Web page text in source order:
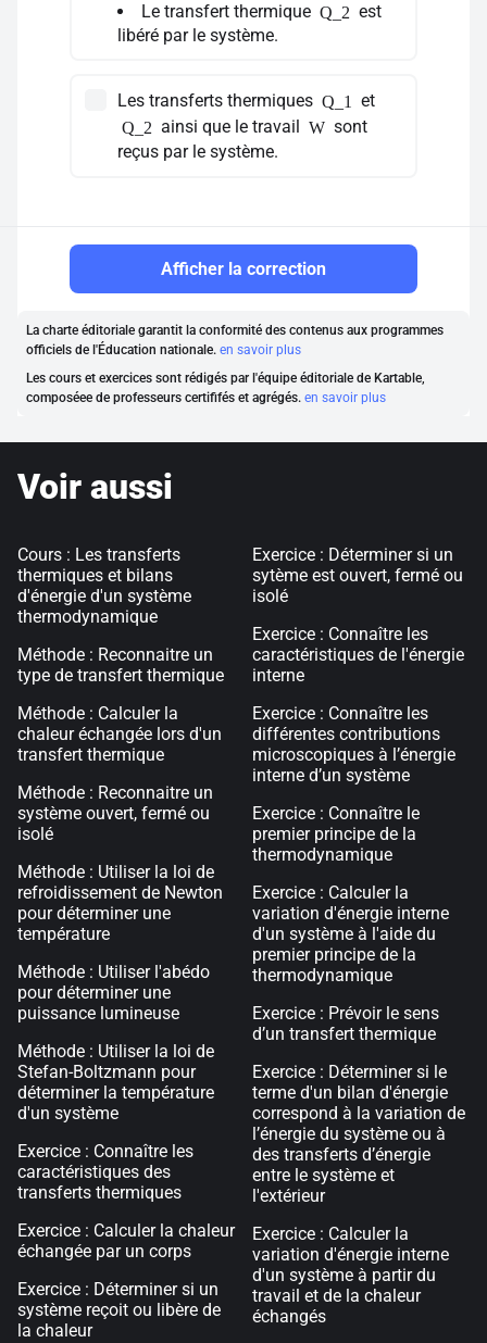
Le transfert thermique Q_2 est
libéré par le système.
Les transferts thermiques Q_1 et
Q_2 ainsi que le travail W sont
reçus par le système.
Afficher la correction
La charte éditoriale garantit la conformité des contenus aux programmes
officiels de l'Éducation nationale. en savoir plus
Les cours et exercices sont rédigés par l'équipe éditoriale de Kartable,
composéee de professeurs certififés et agrégés. en savoir plus
Voir aussi
Cours : Les transferts
thermiques et bilans
d'énergie d'un système
thermodynamique
Méthode : Reconnaitre un
type de transfert thermique
Méthode : Calculer la
chaleur échangée lors d'un
transfert thermique
Méthode : Reconnaitre un
système ouvert, fermé ou
isolé
Méthode : Utiliser la loi de
refroidissement de Newton
pour déterminer une
température
Méthode : Utiliser l'abédo
pour déterminer une
puissance lumineuse
Méthode : Utiliser la loi de
Stefan-Boltzmann pour
déterminer la température
d'un système
Exercice : Connaître les
caractéristiques des
transferts thermiques
Exercice : Calculer la chaleur
échangée par un corps
Exercice : Déterminer si un
système reçoit ou libère de
la chaleur
Exercice : Déterminer si un
sytème est ouvert, fermé ou
isolé
Exercice : Connaître les
caractéristiques de l'énergie
interne
Exercice : Connaître les
différentes contributions
microscopiques à l’énergie
interne d’un système
Exercice : Connaître le
premier principe de la
thermodynamique
Exercice : Calculer la
variation d'énergie interne
d'un système à l'aide du
premier principe de la
thermodynamique
Exercice : Prévoir le sens
d’un transfert thermique
Exercice : Déterminer si le
terme d'un bilan d'énergie
correspond à la variation de
l’énergie du système ou à
des transferts d’énergie
entre le système et
l'extérieur
Exercice : Calculer la
variation d'énergie interne
d'un système à partir du
travail et de la chaleur
échangés